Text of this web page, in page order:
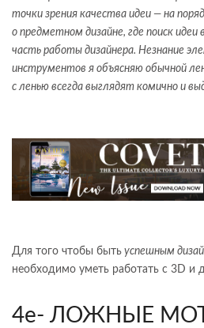
точки зрения качества идеи — на
о предметном дизайне, где поиск
часть работы дизайнера. Незнание
инструментов я объясняю обычной
с ленью всегда выглядят комично и
Для того чтобы быть успешным
необходимо уметь работать с 3D и
4е- ЛОЖНЫЕ